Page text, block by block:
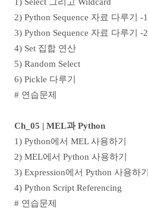
2) Python Sequence 자료 다루기 -1
3) Python Sequence 자료 다루기 -2
4) Set 집합 연산
5) Random Select
6) Pickle 다루기
# 연습문제
Ch_05 | MEL과 Python
1) Python에서 MEL 사용하기
2) MEL에서 Python 사용하기
3) Expression에서 Python 사용하기
4) Python Script Referencing
# 연습문제